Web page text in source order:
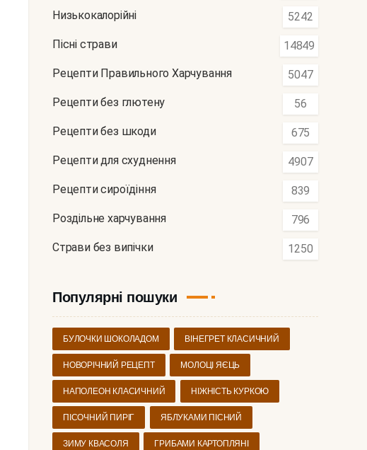
Низькокалорійні 5242
Пісні страви 14849
Рецепти Правильного Харчування 5047
Рецепти без глютену 56
Рецепти без шкоди 675
Рецепти для схуднення 4907
Рецепти сироїдіння 839
Роздільне харчування 796
Страви без випічки 1250
Популярні пошуки
БУЛОЧКИ ШОКОЛАДОМ ВІНЕГРЕТ КЛАСИЧНИЙ
НОВОРІЧНИЙ РЕЦЕПТ МОЛОЦІ ЯЄЦЬ
НАПОЛЕОН КЛАСИЧНИЙ НІЖНІСТЬ КУРКОЮ
ПІСОЧНИЙ ПИРІГ ЯБЛУКАМИ ПІСНИЙ
ЗИМУ КВАСОЛЯ ГРИБАМИ КАРТОПЛЯНІ